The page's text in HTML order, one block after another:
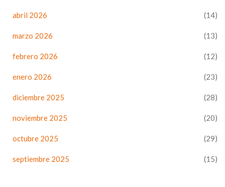
abril 2026 (14)
marzo 2026 (13)
febrero 2026 (12)
enero 2026 (23)
diciembre 2025 (28)
noviembre 2025 (20)
octubre 2025 (29)
septiembre 2025 (15)